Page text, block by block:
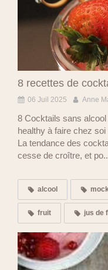
8 recettes de
06 Juil 2025 Anne
8 Cocktails sans
healthy à faire chez soi
La tendance des
cesse de croître, et
alcool
fruit jus de